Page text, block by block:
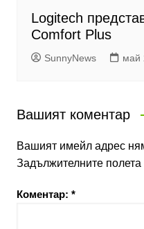
Logitech
Comfort Plus
SunnyNews май
Вашият коментар
Вашият имейл адрес
Задължителните полета
Коментар: *